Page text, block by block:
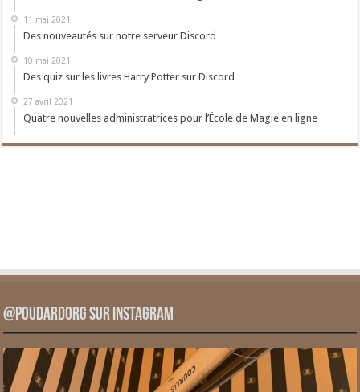
11 mai 2021
Des nouveautés sur notre serveur Discord
10 mai 2021
Des quiz sur les livres Harry Potter sur Discord
27 avril 2021
Quatre nouvelles administratrices pour l’École de Magie en ligne
@PoudardOrg sur Instagram